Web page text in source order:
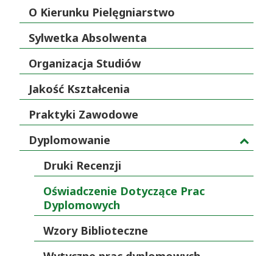
O Kierunku Pielęgniarstwo
Sylwetka Absolwenta
Organizacja Studiów
Jakość Kształcenia
Praktyki Zawodowe
Dyplomowanie
Druki Recenzji
Oświadczenie Dotyczące Prac
Dyplomowych
Wzory Biblioteczne